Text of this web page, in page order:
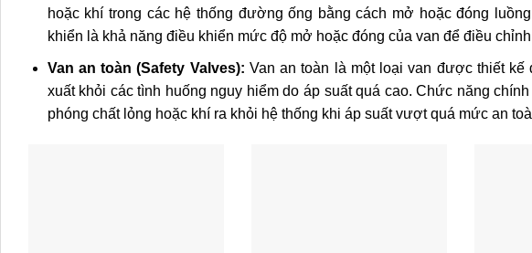
hoặc khí trong các hệ thống đường ống bằng cách mở hoặc đóng
khiển là khả năng điều khiển mức độ mở hoặc đóng của van để điều
Van an toàn (Safety Valves): Van an toàn là một loại van được thiết kế
xuất khỏi các tình huống nguy hiểm do áp suất quá cao. Chức năng
phóng chất lỏng hoặc khí ra khỏi hệ thống khi áp suất vượt quá mức an